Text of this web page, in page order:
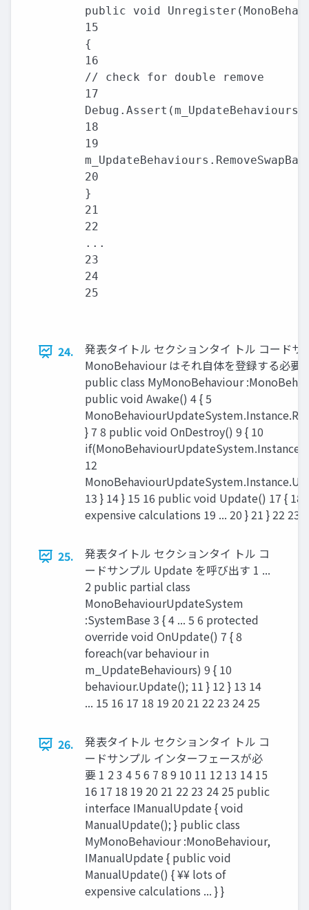
public void
15
{
16
// check for double remove
17
18
19
20
}
21
22
...
23
24
25
24.
発表タイトル セクションタイ トル コードサ
MonoBehaviour はそれ自体を登録する必要
public class MyMonoBehaviour
public void Awake() 4 { 5
} 7 8 public void OnDestroy() 9 { 10
if(MonoBehaviourUpdateSystem.Instance
12
13 } 14 } 15 16 public void Update() 17 { 18
expensive calculations 19 ... 20 } 21 } 22 23
25.
発表タイトル セクションタイ トル コ
ードサンプル Update を呼び出す 1 ...
2 public partial class
MonoBehaviourUpdateSystem
:SystemBase 3 { 4 ... 5 6 protected
override void OnUpdate() 7 { 8
foreach(var behaviour in
m_UpdateBehaviours) 9 { 10
behaviour.Update(); 11 } 12 } 13 14
... 15 16 17 18 19 20 21 22 23 24 25
26.
発表タイトル セクションタイ トル コ
ードサンプル インターフェースが必
要 1 2 3 4 5 6 7 8 9 10 11 12 13 14 15
16 17 18 19 20 21 22 23 24 25 public
interface IManualUpdate { void
ManualUpdate(); } public class
MyMonoBehaviour :MonoBehaviour,
IManualUpdate { public void
ManualUpdate() { ¥¥ lots of
expensive calculations ... } }